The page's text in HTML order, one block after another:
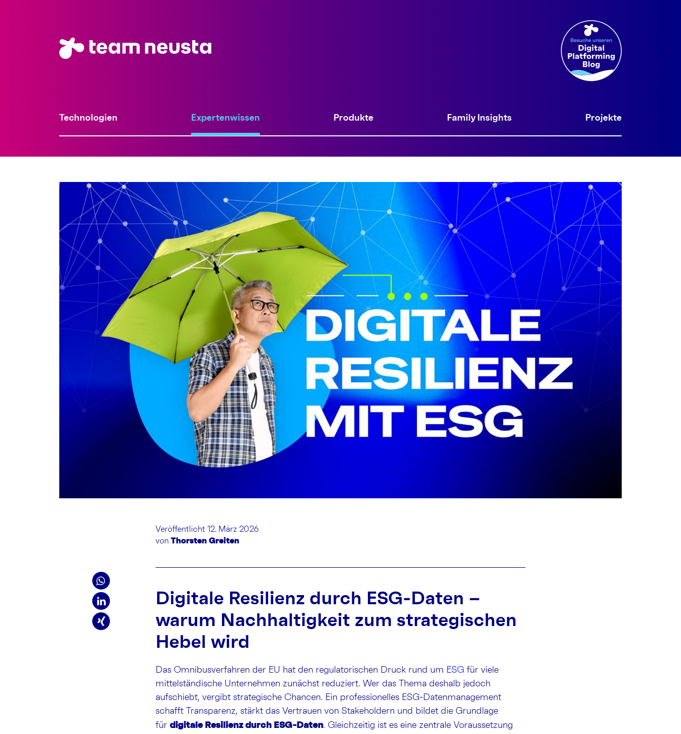
Technologien Expertenwissen Produkte Family Insights Projekte
Veröffentlicht 12. März 2026
von Thorsten Greiten
Digitale Resilienz durch ESG-Daten –
warum Nachhaltigkeit zum strategischen
Hebel wird
Das Omnibusverfahren der EU hat den regulatorischen Druck rund um ESG für viele
mittelständische Unternehmen zunächst reduziert. Wer das Thema deshalb jedoch
aufschiebt, vergibt strategische Chancen. Ein professionelles ESG-Datenmanagement
schafft Transparenz, stärkt das Vertrauen von Stakeholdern und bildet die Grundlage
für digitale Resilienz durch ESG-Daten. Gleichzeitig ist es eine zentrale Voraussetzung